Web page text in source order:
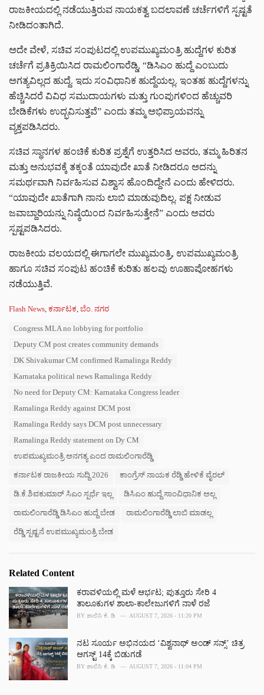
ರಾಜಕೀಯದಲ್ಲಿ ನಡೆಯುತ್ತಿರುವ ನಾಯಕತ್ವ ಬದಲಾವಣೆ ಚರ್ಚೆಗಳಿಗೆ ಸ್ಪಷ್ಟತೆ
ನೀಡಿದಂತಾಗಿದೆ.
ಅದೇ ವೇಳೆ, ಸಚಿವ ಸಂಪುಟದಲ್ಲಿ ಉಪಮುಖ್ಯಮಂತ್ರಿ ಹುದ್ದೆಗಳ ಕುರಿತ
ಚರ್ಚೆಗೆ ಪ್ರತಿಕ್ರಿಯಿಸಿದ ರಾಮಲಿಂಗಾರೆಡ್ಡಿ, “ಡಿಸಿಎಂ ಹುದ್ದೆ ಎಂಬುದು
ಅಗತ್ಯವಿಲ್ಲದ ಹುದ್ದೆ. ಇದು ಸಂವಿಧಾನಿಕ ಹುದ್ದೆಯಲ್ಲ. ಇಂತಹ ಹುದ್ದೆಗಳನ್ನು
ಹೆಚ್ಚಿಸಿದರೆ ವಿವಿಧ ಸಮುದಾಯಗಳು ಮತ್ತು ಗುಂಪುಗಳಿಂದ ಹೆಚ್ಚುವರಿ
ಬೇಡಿಕೆಗಳು ಉದ್ಭವಿಸುತ್ತವೆ” ಎಂದು ತಮ್ಮ ಅಭಿಪ್ರಾಯವನ್ನು
ವ್ಯಕ್ತಪಡಿಸಿದರು.
ಸಚಿವ ಸ್ಥಾನಗಳ ಹಂಚಿಕೆ ಕುರಿತ ಪ್ರಶ್ನೆಗೆ ಉತ್ತರಿಸಿದ ಅವರು, ತಮ್ಮ ಹಿರಿತನ
ಮತ್ತು ಅನುಭವಕ್ಕೆ ತಕ್ಕಂತೆ ಯಾವುದೇ ಖಾತೆ ನೀಡಿದರೂ ಅದನ್ನು
ಸಮರ್ಥವಾಗಿ ನಿರ್ವಹಿಸುವ ವಿಶ್ವಾಸ ಹೊಂದಿದ್ದೇನೆ ಎಂದು ಹೇಳಿದರು.
“ಯಾವುದೇ ಖಾತೆಗಾಗಿ ನಾನು ಲಾಬಿ ಮಾಡುವುದಿಲ್ಲ. ಪಕ್ಷ ನೀಡುವ
ಜವಾಬ್ದಾರಿಯನ್ನು ನಿಷ್ಠೆಯಿಂದ ನಿರ್ವಹಿಸುತ್ತೇನೆ” ಎಂದು ಅವರು
ಸ್ಪಷ್ಟಪಡಿಸಿದರು.
ರಾಜಕೀಯ ವಲಯದಲ್ಲಿ ಈಗಾಗಲೇ ಮುಖ್ಯಮಂತ್ರಿ, ಉಪಮುಖ್ಯಮಂತ್ರಿ
ಹಾಗೂ ಸಚಿವ ಸಂಪುಟ ಹಂಚಿಕೆ ಕುರಿತು ಹಲವು ಊಹಾಪೋಹಗಳು
ನಡೆಯುತ್ತಿವೆ.
C
Flash News ಕರ್ನಾಟಕ ಬೆಂ. ನಗರ
Congress MLA no lobbying for portfolio
Deputy CM post creates community demands
DK Shivakumar CM confirmed Ramalinga Reddy
Karnataka political news Ramalinga Reddy
No need for Deputy CM: Karnataka Congress leader
Ramalinga Reddy against DCM post
Ramalinga Reddy says DCM post unnecessary
Ramalinga Reddy statement on Dy CM
ಉಪಮುಖ್ಯಮಂತ್ರಿ ಅನಗತ್ಯ ಎಂದ ರಾಮಲಿಂಗಾರೆಡ್ಡಿ
ಕರ್ನಾಟಕ ರಾಜಕೀಯ ಸುದ್ದಿ 2026 ಕಾಂಗ್ರೆಸ್ ನಾಯಕ ರೆಡ್ಡಿ ಹೇಳಿಕೆ ವೈರಲ್
ಡಿ.ಕೆ.ಶಿವಕುಮಾರ್ ಸಿಎಂ ಸ್ಪರ್ಧೆ ಇಲ್ಲ ಡಿಸಿಎಂ ಹುದ್ದೆ ಸಾಂವಿಧಾನಿಕ ಅಲ್ಲ
ರಾಮಲಿಂಗಾರೆಡ್ಡಿ ಡಿಸಿಎಂ ಹುದ್ದೆ ಬೇಡ ರಾಮಲಿಂಗಾರೆಡ್ಡಿ ಲಾಬಿ ಮಾಡಲ್ಲ
ರೆಡ್ಡಿ ಸ್ಪಷ್ಟನೆ ಉಪಮುಖ್ಯಮಂತ್ರಿ ಬೇಡ
Related Content
ಕರಾವಳಿಯಲ್ಲಿ ಮಳೆ ಆರ್ಭಟ; ಪುತ್ತೂರು ಸೇರಿ 4
ತಾಲೂಕುಗಳ ಶಾಲಾ-ಕಾಲೇಜುಗಳಿಗೆ ನಾಳೆ ರಜೆ
BY ಶಾಲಿನಿ ಕೆ. ಡಿ AUGUST 7, 2026 - 11:20 PM
ನಟ ಸೂರ್ಯ ಅಭಿನಯದ ‘ವಿಶ್ವನಾಥ್ ಅಂಡ್ ಸನ್ಸ್’ ಚಿತ್ರ
ಆಗಸ್ಟ್ 14ಕ್ಕೆ ಬಿಡುಗಡೆ
BY ಶಾಲಿನಿ ಕೆ. ಡಿ AUGUST 7, 2026 - 11:04 PM